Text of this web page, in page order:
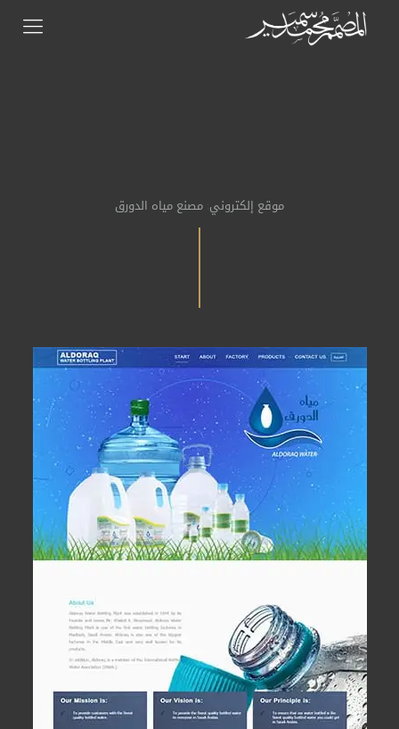
موقع إلكتروني: مصنع مياه الدورق